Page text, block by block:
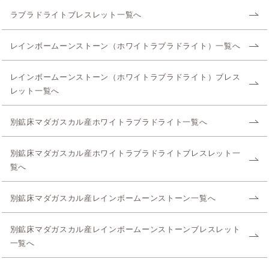
ラブラドライトブレスレット一覧へ
レインボームーンストーン（ホワイトラブラドライト）一覧へ
レインボームーンストーン（ホワイトラブラドライト）ブレス
レット一覧へ
別鉱床マダガスカル産ホワイトラブラドライト一覧へ
別鉱床マダガスカル産ホワイトラブラドライトブレスレット一
覧へ
別鉱床マダガスカル産レインボームーンストーン一覧へ
別鉱床マダガスカル産レインボームーンストーンブレスレット
一覧へ